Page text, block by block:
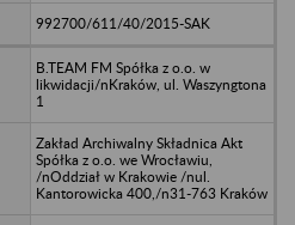
992700/611/40/2015-SAK
B.TEAM FM Spółka z o.o. w
likwidacji/nKraków, ul. Waszyngtona
1
Zakład Archiwalny Składnica Akt
Spółka z o.o. we Wrocławiu,
/nOddział w Krakowie /nul.
Kantorowicka 400,/n31-763 Kraków